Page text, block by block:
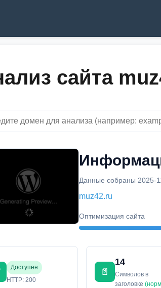
сайта
Данные собраны 2025-
muz42.ru
Оптимизация сайта
Доступен
HTTP: 200
📄
14
Символов в
заголовке